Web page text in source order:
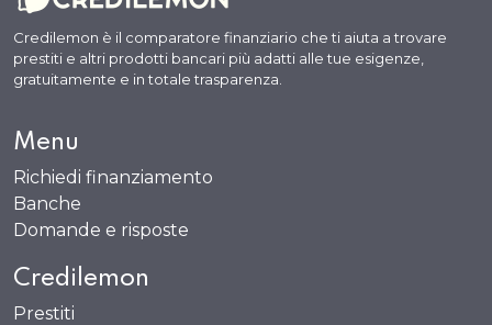
Credilemon è il comparatore finanziario che ti aiuta a trovare
prestiti e altri prodotti bancari più adatti alle tue esigenze,
gratuitamente e in totale trasparenza.
Menu
Richiedi finanziamento
Banche
Domande e risposte
Credilemon
Prestiti